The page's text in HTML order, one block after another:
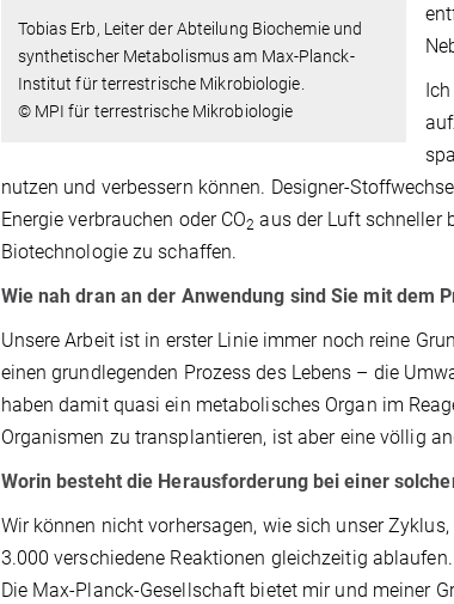
Tobias Erb, Leiter der Abteilung Biochemie und
synthetischer Metabolismus am Max-Planck-
Institut für terrestrische Mikrobiologie.
© MPI für terrestrische Mikrobiologie
nutzen und verbessern können. Designer-
Energie verbrauchen oder CO2 aus der Luft schneller
Biotechnologie zu schaffen.
Wie nah dran an der Anwendung sind Sie mit dem
Unsere Arbeit ist in erster Linie immer noch reine
einen grundlegenden Prozess des Lebens – die
haben damit quasi ein metabolisches Organ im
Organismen zu transplantieren, ist aber eine völlig
Worin besteht die Herausforderung bei einer
Wir können nicht vorhersagen, wie sich unser
3.000 verschiedene Reaktionen gleichzeitig
Die Max-Planck-Gesellschaft bietet mir und meiner